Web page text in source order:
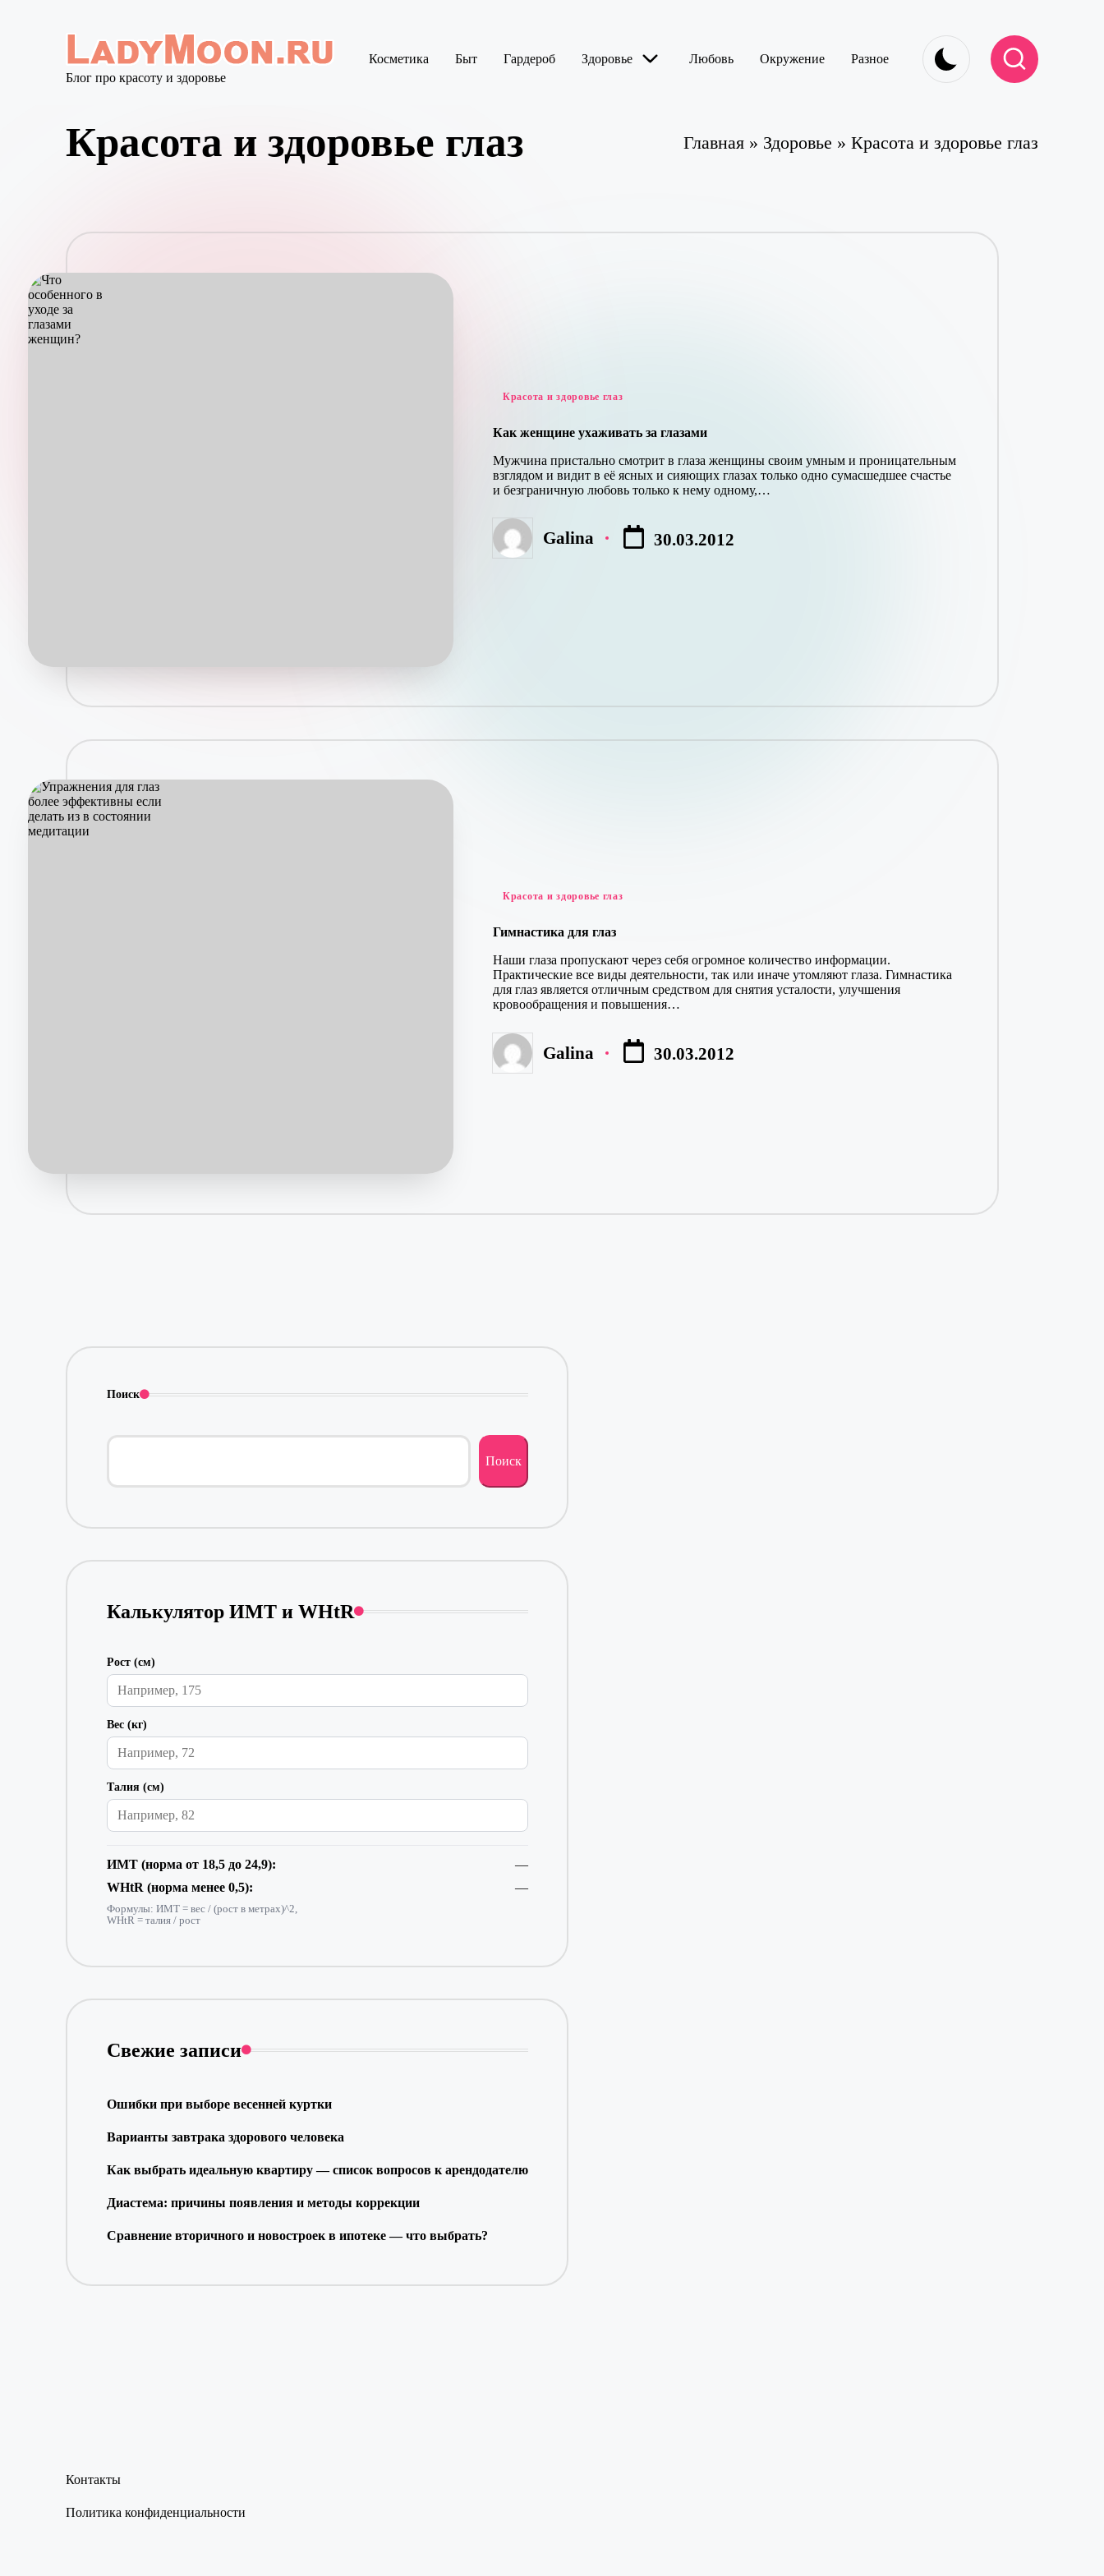
L
M
o
Блог про красоту и здоровье
Косметика Быт Гардероб Здоровье Любовь Окружение Разное
Красота и здоровье глаз Главная » Здоровье » Красота и здоровье глаз
Опубликовано
Красота и здоровье глаз
Как женщине ухаживать за глазами
Мужчина пристально смотрит в глаза женщины своим умным и проницательным
взглядом и видит в её ясных и сияющих глазах только одно сумасшедшее счастье
и безграничную любовь только к нему одному,…
ЗаписьGalina 30.03.2012
Опубликовано
Красота и здоровье глаз
Гимнастика для глаз
Наши глаза пропускают через себя огромное количество информации.
Практические все виды деятельности, так или иначе утомляют глаза. Гимнастика
для глаз является отличным средством для снятия усталости, улучшения
кровообращения и повышения…
Запись
от
Galina 30.03.2012
Поиск
Поиск
Калькулятор ИМТ и WHtR
Рост (см)
Вес (кг)
Талия (см)
ИМТ (норма от 18,5 до 24,9):
—
WHtR (норма менее 0,5):
—
Формулы: ИМТ = вес / (рост в метрах)^2,
WHtR = талия / рост
Свежие записи
Ошибки при выборе весенней куртки
Варианты завтрака здорового человека
Как выбрать идеальную квартиру — список вопросов к арендодателю
Диастема: причины появления и методы коррекции
Сравнение вторичного и новостроек в ипотеке — что выбрать?
Контакты
Политика конфиденциальности